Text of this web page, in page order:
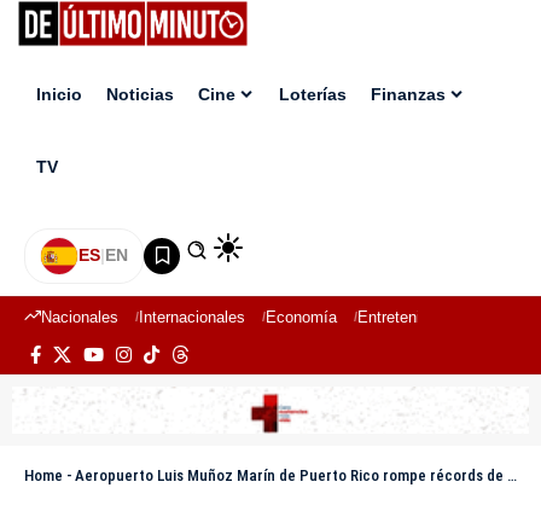
Inicio Noticias Cine Loterías Finanzas
TV
ES|EN
Nacionales Internacionales Economía Entretenimiento
Home - Aeropuerto Luis Muñoz Marín de Puerto Rico rompe récords de pasajeros en 2025